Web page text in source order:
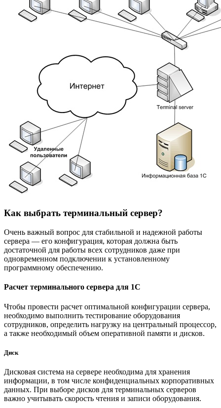
Как выбрать терминальный сервер?
Очень важный вопрос для стабильной и надежной работы
сервера — его конфигурация, которая должна быть
достаточной для работы всех сотрудников даже при
одновременном подключении к установленному
программному обеспечению.
Расчет терминального сервера для 1С
Чтобы провести расчет оптимальной конфигурации сервера,
необходимо выполнить тестирование оборудования
сотрудников, определить нагрузку на центральный процессор,
а также необходимый объем оперативной памяти и дисков.
Диск
Дисковая система на сервере необходима для хранения
информации, в том числе конфиденциальных корпоративных
данных. При выборе дисков для терминальных серверов
важно учитывать скорость чтения и записи оборудования.